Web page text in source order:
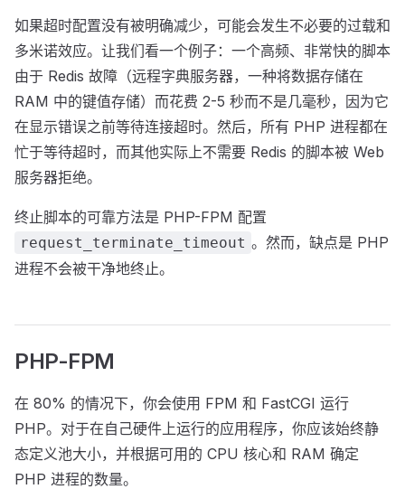
如果超时配置没有被明确减少，可能会发生不必要的过载和
多米诺效应。让我们看一个例子：一个高频、非常快的脚本
由于 Redis 故障（远程字典服务器，一种将数据存储在
RAM 中的键值存储）而花费 2-5 秒而不是几毫秒，因为它
在显示错误之前等待连接超时。然后，所有 PHP 进程都在
忙于等待超时，而其他实际上不需要 Redis 的脚本被 Web
服务器拒绝。
终止脚本的可靠方法是 PHP-FPM 配置
request_terminate_timeout 。然而，缺点是 PHP
进程不会被干净地终止。
PHP-FPM
在 80% 的情况下，你会使用 FPM 和 FastCGI 运行
PHP。对于在自己硬件上运行的应用程序，你应该始终静
态定义池大小，并根据可用的 CPU 核心和 RAM 确定
PHP 进程的数量。